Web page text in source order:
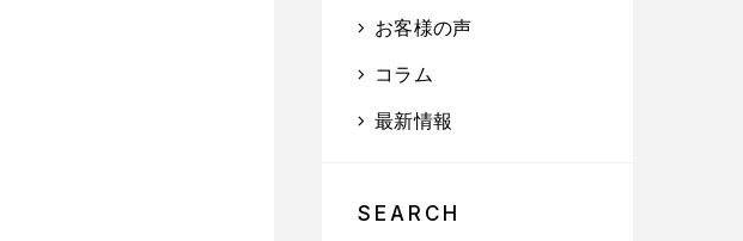
お客様の声
コラム
最新情報
SEARCH